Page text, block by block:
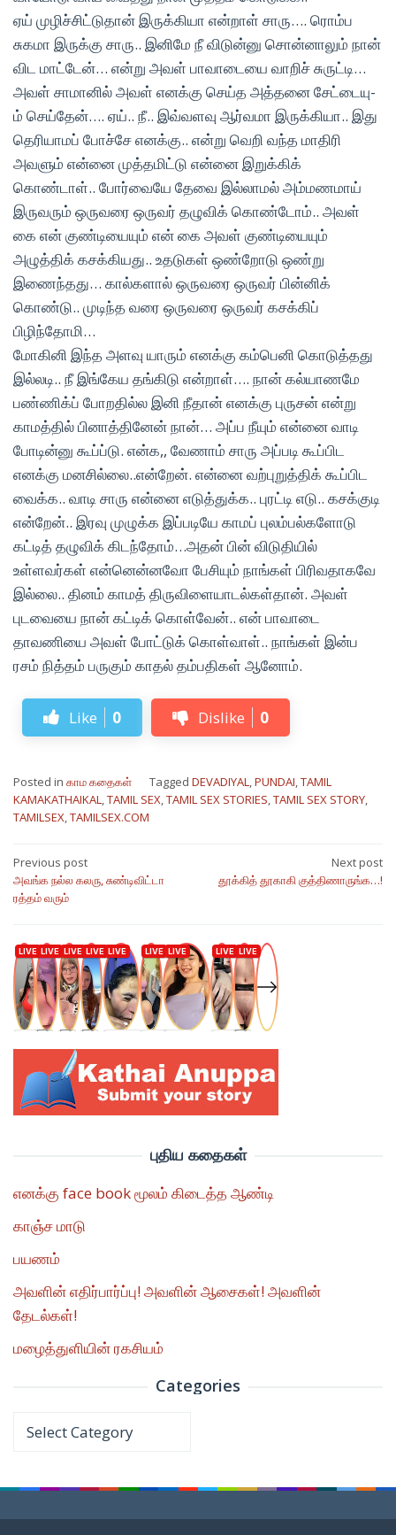
ஏய் முழிச்சிட்டுதான் இருக்கியா என்றாள் சாரு…. ரொம்ப
சுகமா இருக்கு சாரு.. இனிமே நீ விடுன்னு சொன்னாலும் நான்
விட மாட்டேன்… என்று அவள் பாவாடையை வாறிச் சுருட்டி…
அவள் சாமானில் அவள் எனக்கு செய்த அத்தனை சேட்டையு-
ம் செய்தேன்…. ஏய்.. நீ.. இவ்வளவு ஆர்வமா இருக்கியா.. இது
தெரியாமப் போச்சே எனக்கு.. என்று வெறி வந்த மாதிரி
அவளும் என்னை முத்தமிட்டு என்னை இறுக்கிக்
கொண்டாள்.. போர்வையே தேவை இல்லாமல் அம்மணமாய்
இருவரும் ஒருவரை ஒருவர் தழுவிக் கொண்டோம்.. அவள்
கை என் குண்டியையும் என் கை அவள் குண்டியையும்
அழுத்திக் கசக்கியது.. உதடுகள் ஒண்றோடு ஒண்று
இணைந்தது… கால்களால் ஒருவரை ஒருவர் பின்னிக்
கொண்டு.. முடிந்த வரை ஒருவரை ஒருவர் கசக்கிப்
பிழிந்தோமி…
மோகினி இந்த அளவு யாரும் எனக்கு கம்பெனி கொடுத்தது
இல்லடி.. நீ இங்கேய தங்கிடு என்றாள்…. நான் கல்யாணமே
பண்ணிக்ப் போறதில்ல இனி நீதான் எனக்கு புருசன் என்று
காமத்தில் பினாத்தினேன் நான்… அப்ப நீயும் என்னை வாடி
போடின்னு கூப்ப்டு. என்க,, வேணாம் சாரு அப்படி கூப்பிட
எனக்கு மனசில்லை..என்றேன். என்னை வற்புறுத்திக் கூப்பிட
வைக்க.. வாடி சாரு என்னை எடுத்துக்க.. புரட்டி எடு.. கசக்குடி
என்றேன்.. இரவு முழுக்க இப்படியே காமப் புலம்பல்களோடு
கட்டித் தழுவிக் கிடந்தோம்…அதன் பின் விடுதியில்
உள்ளவர்கள் என்னென்னவோ பேசியும் நாங்கள் பிரிவதாகவே
இல்லை.. தினம் காமத் திருவிளையாடல்கள்தான். அவள்
புடவையை நான் கட்டிக் கொள்வேன்.. என் பாவாடை
தாவணியை அவள் போட்டுக் கொள்வாள்.. நாங்கள் இன்ப
ரசம் நித்தம் பருகும் காதல் தம்பதிகள் ஆனோம்.
Like 0 Dislike 0
Posted in காம கதைகள் Tagged DEVADIYAL,PUNDAI,TAMIL
KAMAKATHAIKAL,TAMIL SEX,TAMIL SEX STORIES,TAMIL SEX STORY,
TAMILSEX,TAMILSEX.COM
Post
navigation
Previous post
அவங்க நல்ல கலரு, சுண்டிவிட்டா
ரத்தம் வரும்
Next post
தூக்கித் தூகாகி குத்திணாருங்க…!
புதிய கதைகள்
எனக்கு face book மூலம் கிடைத்த ஆண்டி
காஞ்ச மாடு
பயணம்
அவளின் எதிர்பார்ப்பு! அவளின் ஆசைகள்! அவளின்
தேடல்கள்!
மழைத்துளியின் ரகசியம்
Categories
Categories